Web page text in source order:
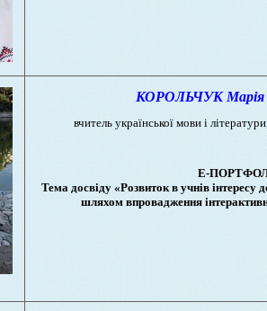
КОРОЛЬЧУК Марія
вчитель української мови і
Е-
Тема досвіду «Розвиток в учнів інтересу
шляхом впровадження